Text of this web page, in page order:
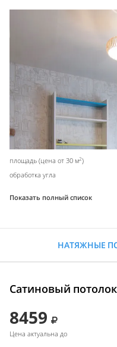
площадь (цена от 30 м2)
обработка угла
Показать полный список
НАТЯЖНЫЕ
Сатиновый
8459
Цена актуальна до